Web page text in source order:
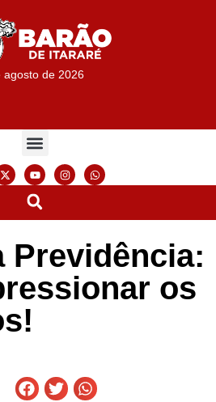
agosto de 2026
Previdência:
os